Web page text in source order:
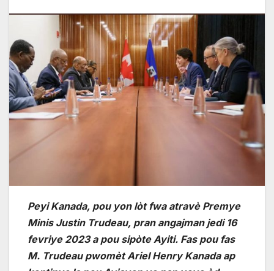
Peyi Kanada, pou yon lòt fwa atravè Premye
Minis Justin Trudeau, pran angajman jedi 16
fevriye 2023 a pou sipòte Ayiti. Fas pou fas
M. Trudeau pwomèt Ariel Henry Kanada ap